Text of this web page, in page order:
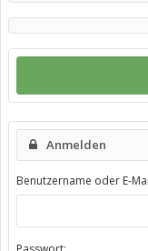
Anmelden
Benutzername oder E-